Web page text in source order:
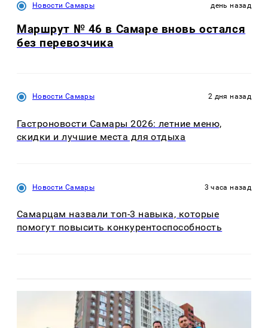
Новости Самары день назад
Маршрут № 46 в Самаре вновь остался
без перевозчика
Новости Самары 2 дня назад
Гастроновости Самары 2026: летние меню,
скидки и лучшие места для отдыха
Новости Самары 3 часа назад
Самарцам назвали топ-3 навыка, которые
помогут повысить конкурентоспособность